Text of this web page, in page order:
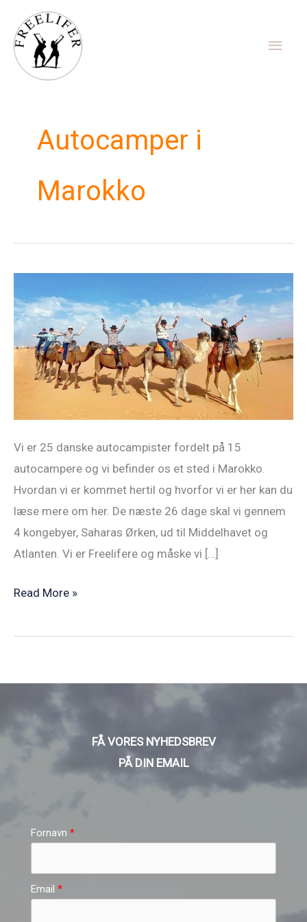
indholdet
Autocamper i
Marokko
Vi er 25 danske autocampister fordelt på 15
autocampere og vi befinder os et sted i Marokko.
Hvordan vi er kommet hertil og hvorfor vi er her kan du
læse mere om her. De næste 26 dage skal vi gennem
4 kongebyer, Saharas Ørken, ud til Middelhavet og
Atlanten. Vi er Freelifere og måske vi […]
fra
vores
Marokko
Autocamper
Rundrejse
Read More »
FÅ VORES NYHEDSBREV
PÅ DIN EMAIL
Fornavn
Email